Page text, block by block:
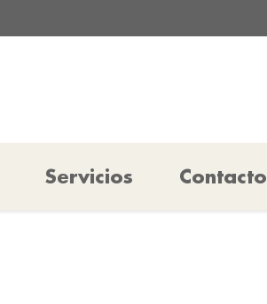
Servicios Contacto